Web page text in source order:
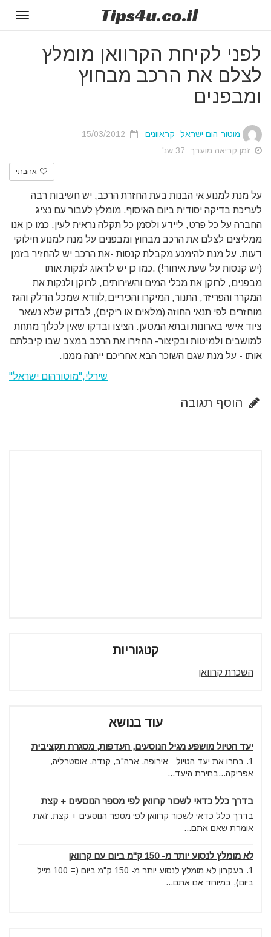
Tips4u.co.il
לפני לקיחת הקרוואן מומלץ
לצלם את הרכב מבחוץ
ומבפנים
מוטור-הום ישראל- קראוונים
זמן קריאה מוערך: 37 שנ'
אהבתי
על מנת למנוע אי הבנות בעת החזרת הרכב, יש חשיבות רבה
לעריכת בדיקה יסודית ביום האיסוף. מומלץ לעבור עם נציג
החברה על כל פרט, ליידע ולסמן כל תקלה נראית לעין. כמו כן אנו
ממליצים לצלם את הרכב מבחוץ ומבפנים על מנת למנוע חילוקי
דעות. על מנת להימנע מקבלת קנסות -את הרכב יש להחזיר בזמן
(יש קנסות על שעת איחור!) .כמו כן יש לדאוג לנקות אותו
מבפנים, לרוקן את מכלי המים והשירותים, לרוקן ולנקות את
המקרר והפריזר, התנור, המיקרו והכיריים,לוודא שמכל הדלק והגז
מוחזרים לפי תנאי החוזה (מלאים או ריקים), לבדוק שלא נשאר
ציוד אישי בארונות ובתא המטען. הציצו ובדקו שאין לכלוך מתחת
למושבים ולמיטות ובקיצור- החזירו את הרכב במצב שבו קיבלתם
אותו - על מנת שגם השוכר הבא אחריכם ייהנה ממנו.
שירלי,"מוטורהום ישראל"
הוסף תגובה
קטגוריות
השכרת קרוואן
עוד בנושא
יעד הטיול מושפע מגיל הנוסעים, העדפות, מסגרת תקציבית
1. בחרו את יעד הטיול - אירופה, ארה"ב, קנדה, אוסטרליה,
אפריקה...בחירת היעד...
בדרך כלל כדאי לשכור קרוואן לפי מספר הנוסעים + קצת
בדרך כלל כדאי לשכור קרוואן לפי מספר הנוסעים + קצת. זאת
אומרת שאם אתם...
לא מומלץ לנסוע יותר מ- 150 ק"מ ביום עם קרוואן
1. בעקרון לא מומלץ לנסוע יותר מ- 150 ק"מ ביום (= 100 מייל
ביום), במיוחד אם אתם...